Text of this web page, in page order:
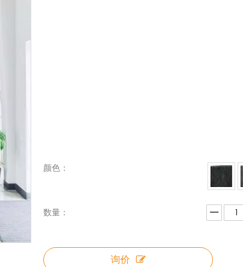
颜色：
数量：
询价